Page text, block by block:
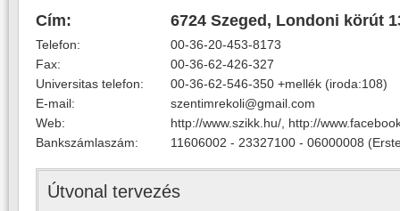
Cím: 6724 Szeged, Londoni körút
Telefon:
00-36-20-453-8173
Fax:
00-36-62-426-327
Universitas telefon:
00-36-62-546-350 +mellék (iroda:108)
E-mail:
moc.liamg@ilokermitnezs
Web:
http://www.szikk.hu/, http://
Bankszámlaszám:
11606002 - 23327100 - 06000008
Útvonal tervezés